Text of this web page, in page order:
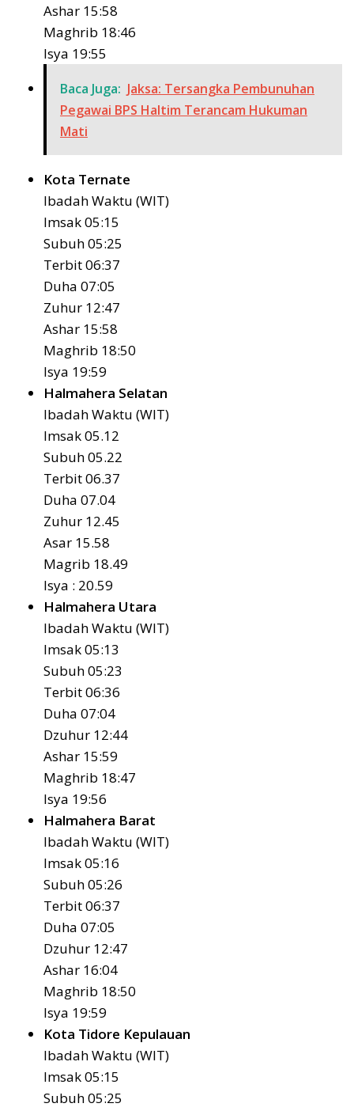
Ashar 15:58
Maghrib 18:46
Isya 19:55
Baca Juga: Jaksa: Tersangka Pembunuhan
Pegawai BPS Haltim Terancam Hukuman
Mati
Kota Ternate
Ibadah Waktu (WIT)
Imsak 05:15
Subuh 05:25
Terbit 06:37
Duha 07:05
Zuhur 12:47
Ashar 15:58
Maghrib 18:50
Isya 19:59
Halmahera Selatan
Ibadah Waktu (WIT)
Imsak 05.12
Subuh 05.22
Terbit 06.37
Duha 07.04
Zuhur 12.45
Asar 15.58
Magrib 18.49
Isya : 20.59
Halmahera Utara
Ibadah Waktu (WIT)
Imsak 05:13
Subuh 05:23
Terbit 06:36
Duha 07:04
Dzuhur 12:44
Ashar 15:59
Maghrib 18:47
Isya 19:56
Halmahera Barat
Ibadah Waktu (WIT)
Imsak 05:16
Subuh 05:26
Terbit 06:37
Duha 07:05
Dzuhur 12:47
Ashar 16:04
Maghrib 18:50
Isya 19:59
Kota Tidore Kepulauan
Ibadah Waktu (WIT)
Imsak 05:15
Subuh 05:25